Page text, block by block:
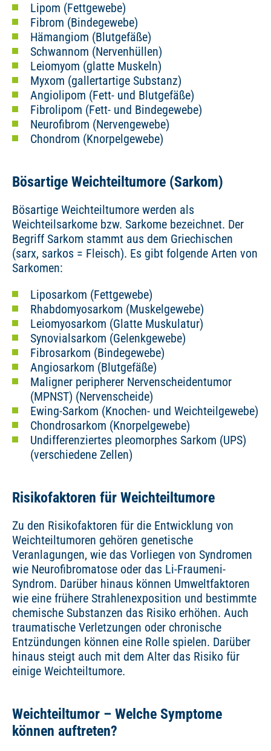
Lipom (Fettgewebe)
Fibrom (Bindegewebe)
Hämangiom (Blutgefäße)
Schwannom (Nervenhüllen)
Leiomyom (glatte Muskeln)
Myxom (gallertartige Substanz)
Angiolipom (Fett- und Blutgefäße)
Fibrolipom (Fett- und Bindegewebe)
Neurofibrom (Nervengewebe)
Chondrom (Knorpelgewebe)
Bösartige Weichteiltumore (Sarkom)
Bösartige Weichteiltumore werden als
Weichteilsarkome bzw. Sarkome bezeichnet. Der
Begriff Sarkom stammt aus dem Griechischen
(sarx, sarkos = Fleisch). Es gibt folgende Arten von
Sarkomen:
Liposarkom (Fettgewebe)
Rhabdomyosarkom (Muskelgewebe)
Leiomyosarkom (Glatte Muskulatur)
Synovialsarkom (Gelenkgewebe)
Fibrosarkom (Bindegewebe)
Angiosarkom (Blutgefäße)
Maligner peripherer Nervenscheidentumor
(MPNST) (Nervenscheide)
Ewing-Sarkom (Knochen- und Weichteilgewebe)
Chondrosarkom (Knorpelgewebe)
Undifferenziertes pleomorphes Sarkom (UPS)
(verschiedene Zellen)
Risikofaktoren für Weichteiltumore
Zu den Risikofaktoren für die Entwicklung von
Weichteiltumoren gehören genetische
Veranlagungen, wie das Vorliegen von Syndromen
wie Neurofibromatose oder das Li-Fraumeni-
Syndrom. Darüber hinaus können Umweltfaktoren
wie eine frühere Strahlenexposition und bestimmte
chemische Substanzen das Risiko erhöhen. Auch
traumatische Verletzungen oder chronische
Entzündungen können eine Rolle spielen. Darüber
hinaus steigt auch mit dem Alter das Risiko für
einige Weichteiltumore.
Weichteiltumor – Welche Symptome
können auftreten?